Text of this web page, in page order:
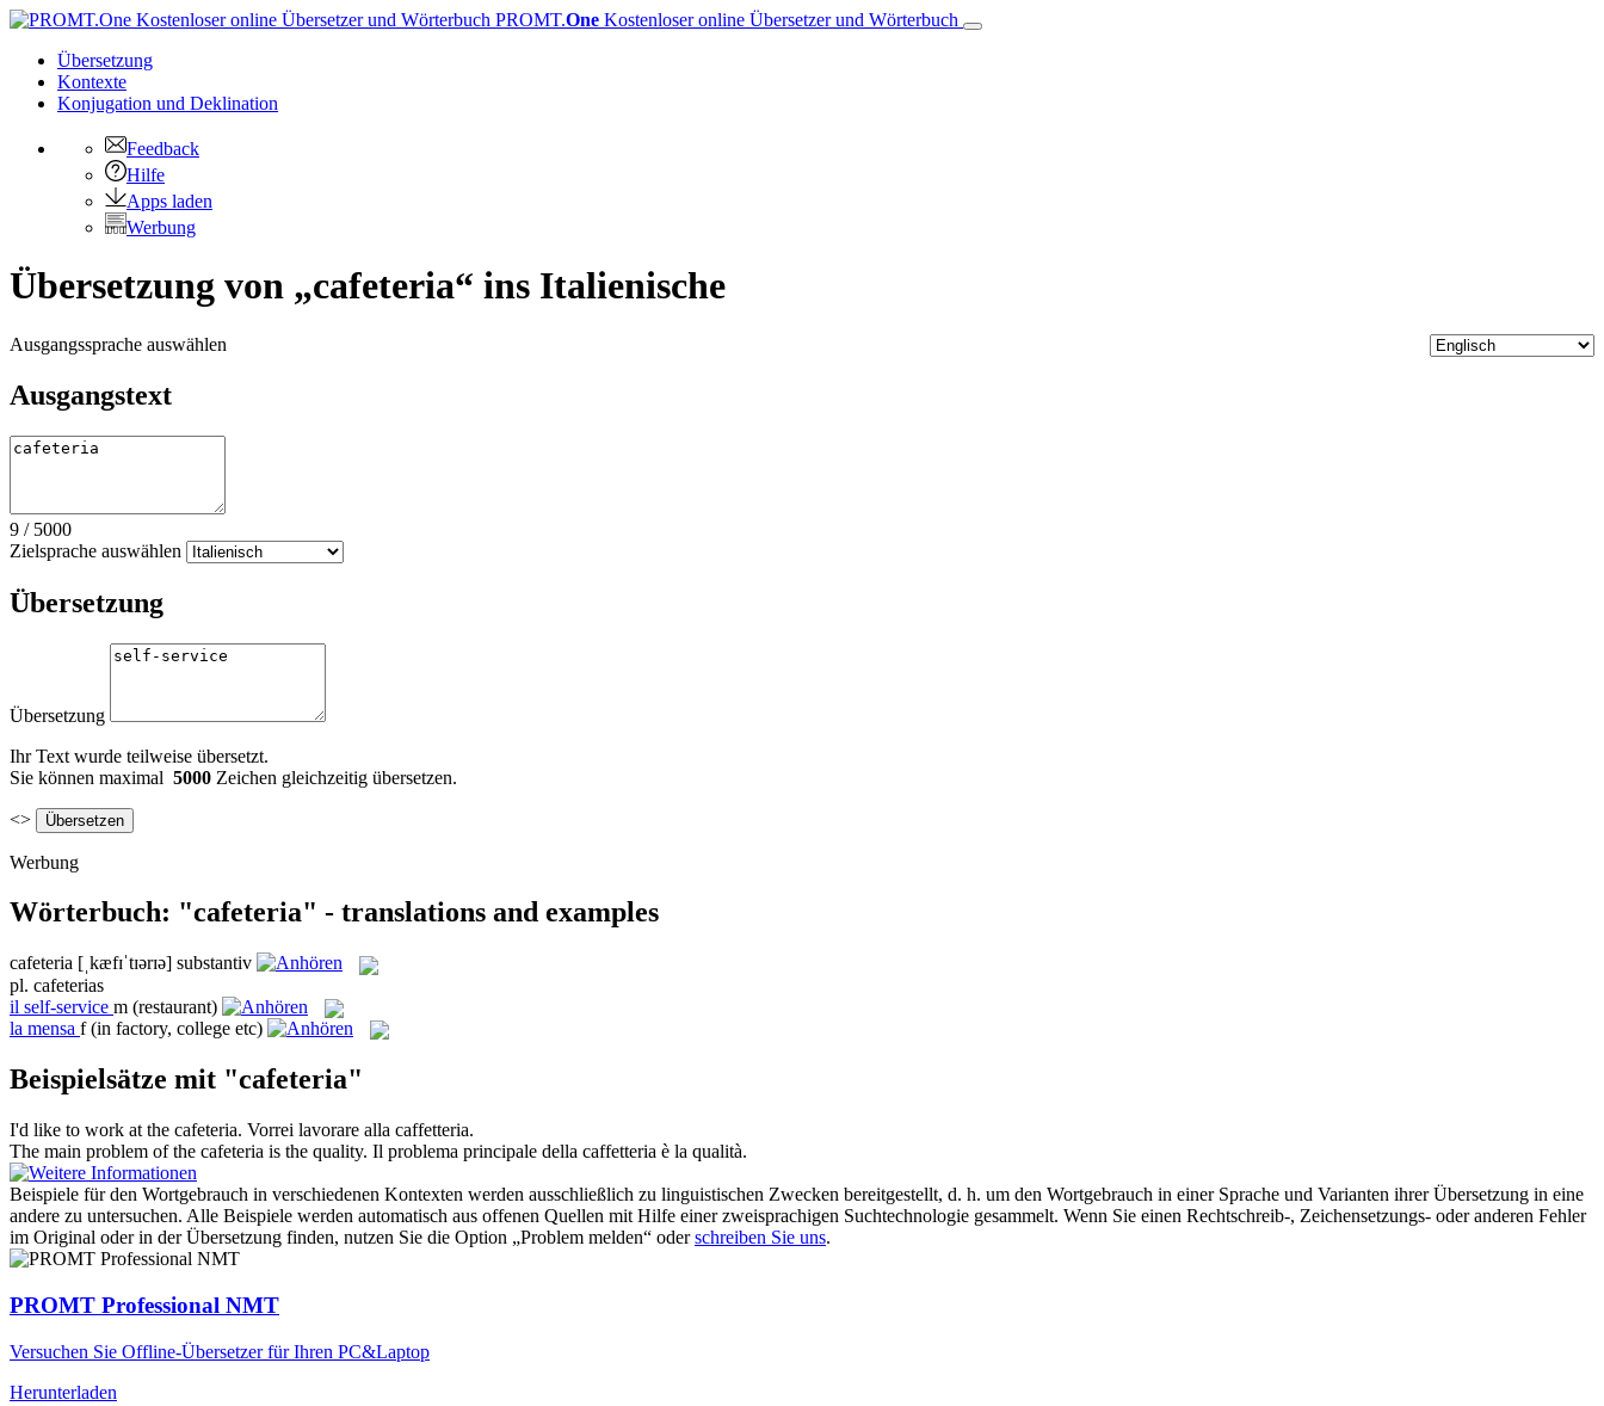
PROMT.One Kostenloser online Übersetzer und Wörterbuch
Übersetzung
Kontexte
Konjugation und Deklination
Feedback
Hilfe
Apps laden
Werbung
Übersetzung von „cafeteria“ ins Italienische
Ausgangssprache auswählen
Ausgangstext
9 / 5000
Zielsprache auswählen
Übersetzung
Übersetzung
Ihr Text wurde teilweise übersetzt.
Sie können maximal 5000 Zeichen gleichzeitig übersetzen.
<>
Werbung
Wörterbuch: "cafeteria" - translations and examples
cafeteria [ˌkæfɪˈtɪərɪə] substantiv
pl. cafeterias
il self-service m (restaurant)
la mensa f (in factory, college etc)
Beispielsätze mit "cafeteria"
I'd like to work at the cafeteria. Vorrei lavorare alla caffetteria.
The main problem of the cafeteria is the quality. Il problema principale della caffetteria è la qualità.
Beispiele für den Wortgebrauch in verschiedenen Kontexten werden ausschließlich zu linguistischen Zwecken bereitgestellt, d. h. um den Wortgebrauch in einer Sprache und Varianten ihrer Übersetzung in eine
andere zu untersuchen. Alle Beispiele werden automatisch aus offenen Quellen mit Hilfe einer zweisprachigen Suchtechnologie gesammelt. Wenn Sie einen Rechtschreib-, Zeichensetzungs- oder anderen Fehler
im Original oder in der Übersetzung finden, nutzen Sie die Option „Problem melden“ oderschreiben Sie uns.
PROMT Professional NMT
Versuchen Sie Offline-Übersetzer für Ihren PC&Laptop
Herunterladen